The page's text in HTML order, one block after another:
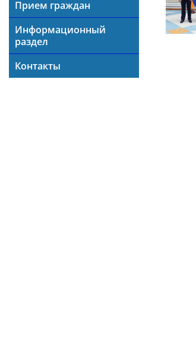
Прием граждан
Информационный
раздел
Контакты